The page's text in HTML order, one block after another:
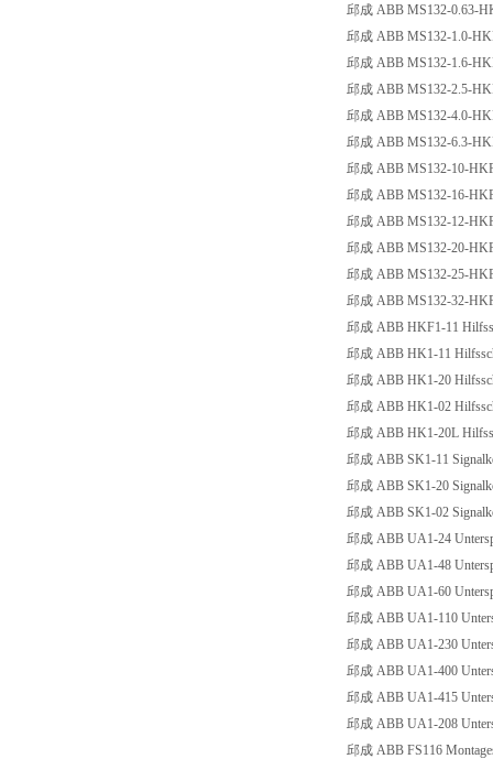
邱成 ABB MS132-0.63-
邱成 ABB MS132-1.0-
邱成 ABB MS132-1.6-
邱成 ABB MS132-2.5-
邱成 ABB MS132-4.0-
邱成 ABB MS132-6.3-
邱成 ABB MS132-10-
邱成 ABB MS132-16-
邱成 ABB MS132-12-
邱成 ABB MS132-20-
邱成 ABB MS132-25-
邱成 ABB MS132-32-
邱成 ABB HKF1-11
邱成 ABB HK1-11
邱成 ABB HK1-20
邱成 ABB HK1-02
邱成 ABB HK1-20L
邱成 ABB SK1-11
邱成 ABB SK1-20
邱成 ABB SK1-02
邱成 ABB UA1-24
邱成 ABB UA1-48
邱成 ABB UA1-60
邱成 ABB UA1-110
邱成 ABB UA1-230
邱成 ABB UA1-400
邱成 ABB UA1-415
邱成 ABB UA1-208
邱成 ABB FS116